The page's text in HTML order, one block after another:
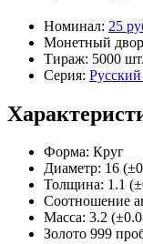
Номинал: 25
Монетный
Тираж: 5000 шт.
Серия: Русский
Форма: Круг
Диаметр: 16
Толщина: 1.1
Соотношение
Масса: 3.2
Золото 999